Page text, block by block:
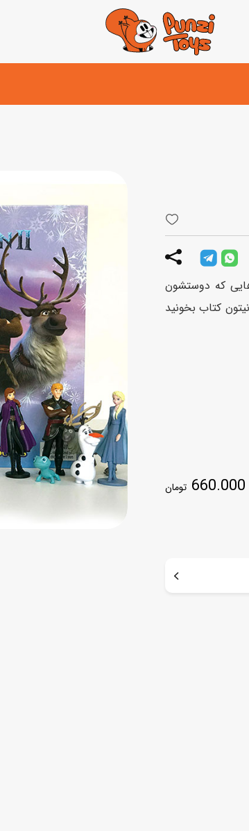
لوپ‌کار و سه چرخه
توپ و وسایل بازی
اسباب بازی بادی
کیف و کوله پشتی
چمدان کودک
قمقمه و ظرف غذا
جامدادی
کیف پول
که دوستشون
کتاب بخونید
660.000 تومان